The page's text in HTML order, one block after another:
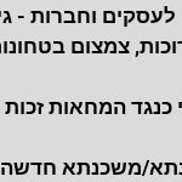
וחברות -
צמצום
כנגד המחאות זכות
משכנתא חדשה